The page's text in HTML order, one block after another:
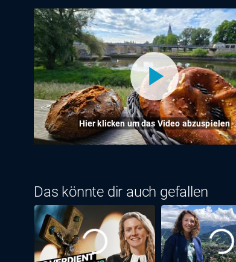
Hier klicken um das Video abzuspielen
Das könnte dir auch gefallen